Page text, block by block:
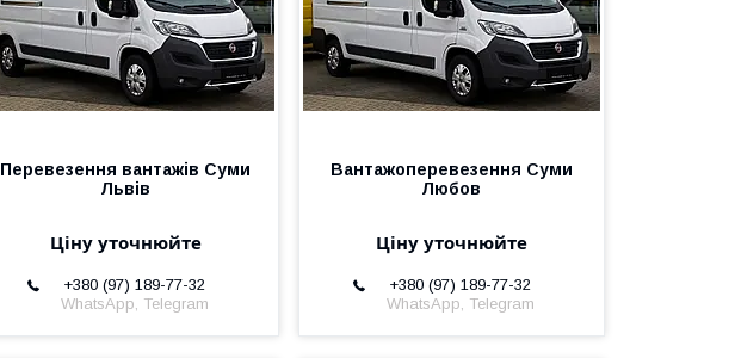
Перевезення вантажів Суми
Львів
Ціну уточнюйте
+380 (97) 189-77-32
WhatsApp, Telegram
Вантажоперевезення Суми
Любов
Ціну уточнюйте
+380 (97) 189-77-32
WhatsApp, Telegram